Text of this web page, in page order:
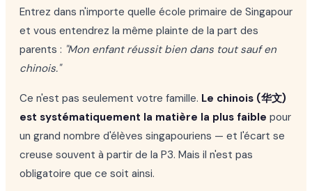
Entrez dans n'importe quelle école primaire de Singapour
et vous entendrez la même plainte de la part des
parents : "Mon enfant réussit bien dans tout sauf en
chinois."
Ce n'est pas seulement votre famille. Le chinois (华文)
est systématiquement la matière la plus faible pour
un grand nombre d'élèves singapouriens — et l'écart se
creuse souvent à partir de la P3. Mais il n'est pas
obligatoire que ce soit ainsi.